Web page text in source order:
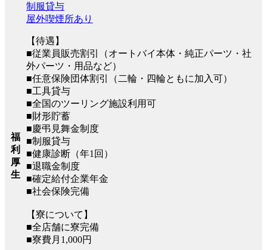
福
利
厚
生
制服貸与
屋外喫煙所あり
【待遇】
■従業員販売割引（オートバイ本体・純正パーツ・社
外パーツ・用品など）
■任意保険団体割引（二輪・四輪ともに加入可）
■工具貸与
■全国のツーリング施設利用可
■財形貯蓄
■慶弔見舞金制度
■制服貸与
■健康診断（年1回）
■退職金制度
■確定給付企業年金
■社会保険完備
【寮について】
■全店舗に寮完備
■寮費月1,000円